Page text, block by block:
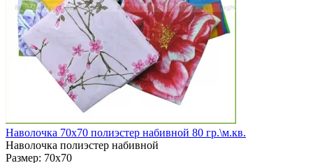
Наволочка 70х70 полиэстер набивной 80 гр.\м.кв.
Наволочка полиэстер набивной
Размер: 70х70